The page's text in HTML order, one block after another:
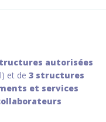
autorisées
et de 3 structures
et services